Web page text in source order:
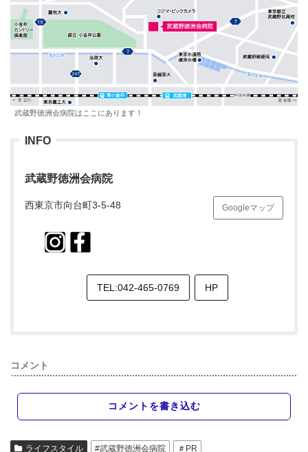
武蔵野徳洲会病院はここにあります！
INFO
武蔵野徳洲会病院
Googleマップ
西東京市向台町3-5-48
TEL:042-465-0769 HP
コメント
コメントを書き込む
ライフスタイル #武蔵野徳洲会病院 ＃PR